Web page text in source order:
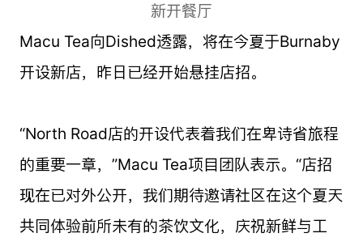
新开餐厅
Macu Tea向Dished透露，将在今夏于Burnaby
开设新店，昨日已经开始悬挂店招。
“North Road店的开设代表着我们在卑诗省旅程
的重要一章，”Macu Tea项目团队表示。“店招
现在已对外公开，我们期待邀请社区在这个夏天
共同体验前所未有的茶饮文化，庆祝新鲜与工